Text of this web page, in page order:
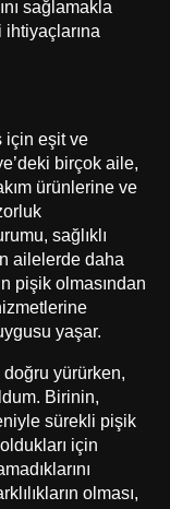
sağlamakla
için eşit ve
birçok aile,
ürünlerine ve
sağlıklı
ailelerde daha
pişik olmasından
yaşar.
doğru yürürken,
Birinin,
sürekli pişik
için
olması,